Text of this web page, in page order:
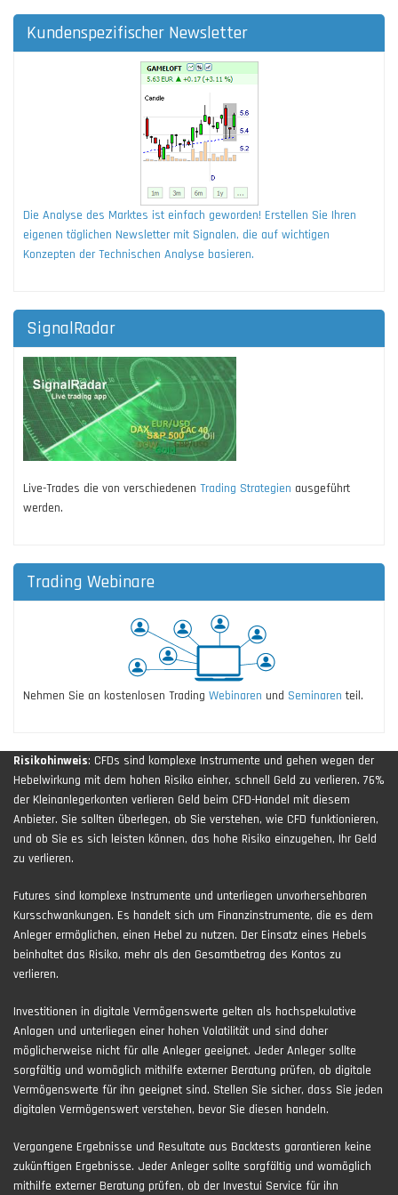
Kundenspezifischer Newsletter
Die Analyse des Marktes ist einfach geworden! Erstellen Sie Ihren
eigenen täglichen Newsletter mit Signalen, die auf wichtigen
Konzepten der Technischen Analyse basieren.
SignalRadar
Live-Trades die von verschiedenen Trading Strategien ausgeführt
werden.
Trading Webinare
Nehmen Sie an kostenlosen Trading Webinaren und Seminaren teil.
Risikohinweis: CFDs sind komplexe Instrumente und gehen wegen der
Hebelwirkung mit dem hohen Risiko einher, schnell Geld zu verlieren. 76%
der Kleinanlegerkonten verlieren Geld beim CFD-Handel mit diesem
Anbieter. Sie sollten überlegen, ob Sie verstehen, wie CFD funktionieren,
und ob Sie es sich leisten können, das hohe Risiko einzugehen, Ihr Geld
zu verlieren.
Futures sind komplexe Instrumente und unterliegen unvorhersehbaren
Kursschwankungen. Es handelt sich um Finanzinstrumente, die es dem
Anleger ermöglichen, einen Hebel zu nutzen. Der Einsatz eines Hebels
beinhaltet das Risiko, mehr als den Gesamtbetrag des Kontos zu
verlieren.
Investitionen in digitale Vermögenswerte gelten als hochspekulative
Anlagen und unterliegen einer hohen Volatilität und sind daher
möglicherweise nicht für alle Anleger geeignet. Jeder Anleger sollte
sorgfältig und womöglich mithilfe externer Beratung prüfen, ob digitale
Vermögenswerte für ihn geeignet sind. Stellen Sie sicher, dass Sie jeden
digitalen Vermögenswert verstehen, bevor Sie diesen handeln.
Vergangene Ergebnisse und Resultate aus Backtests garantieren keine
zukünftigen Ergebnisse. Jeder Anleger sollte sorgfältig und womöglich
mithilfe externer Beratung prüfen, ob der Investui Service für ihn